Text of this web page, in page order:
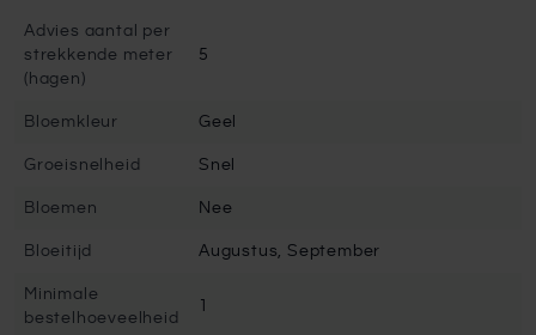
Advies aantal per
strekkende meter
(hagen)
5
Bloemkleur Geel
Groeisnelheid Snel
Bloemen Nee
Bloeitijd Augustus, September
Minimale
bestelhoeveelheid